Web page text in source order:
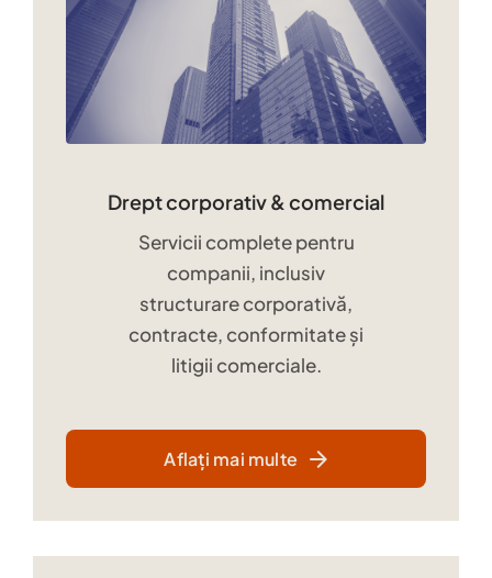
Drept corporativ & comercial
Servicii complete pentru
companii, inclusiv
structurare corporativă,
contracte, conformitate și
litigii comerciale.
Aflați mai multe